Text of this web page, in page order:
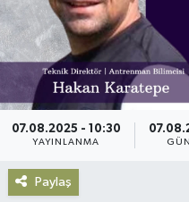
07.08.2025 - 10:30
YAYINLANMA
Paylaş
Gündem
Haberde İnsan
Kültür-Sanat
Magazin